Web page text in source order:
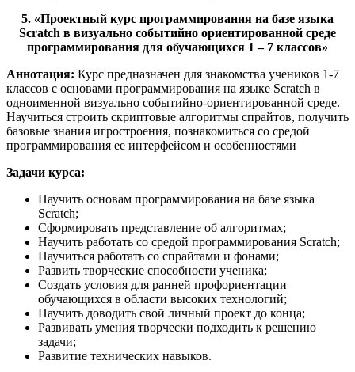
5. «Проектный курс программирования на базе языка
Scratch в визуально событийно ориентированной среде
программирования для обучающихся 1 – 7 классов»
Аннотация: Курс предназначен для знакомства учеников 1-7
классов с основами программирования на языке Scratch в
одноименной визуально событийно-ориентированной среде.
Научиться строить скриптовые алгоритмы спрайтов, получить
базовые знания игростроения, познакомиться со средой
программирования ее интерфейсом и особенностями
Задачи курса:
Научить основам программирования на базе языка
Scratch;
Сформировать представление об алгоритмах;
Научить работать со средой программирования Scratch;
Научиться работать со спрайтами и фонами;
Развить творческие способности ученика;
Создать условия для ранней профориентации
обучающихся в области высоких технологий;
Научить доводить свой личный проект до конца;
Развивать умения творчески подходить к решению
задачи;
Развитие технических навыков.